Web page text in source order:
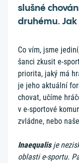
slušné
druhému.
Co vím, jsme
šanci zkusit e-
priorita, jaký má
je jeho aktuální
chovat, učíme
v e-sportové
zvládne, nebo
Inaequalisje
oblasti e-sportu.